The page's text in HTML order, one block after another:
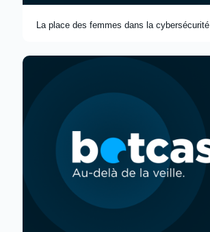
La place des femmes dans la cybersécurité